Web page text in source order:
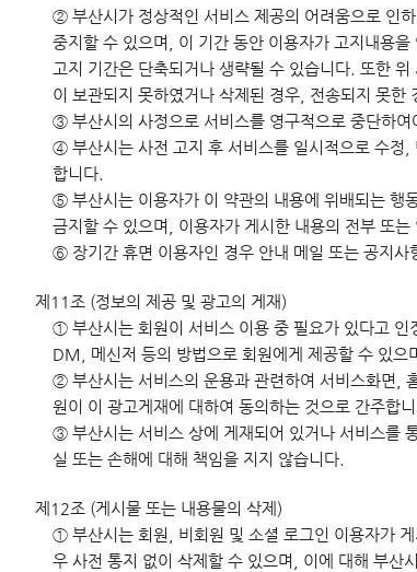
② 부산시가 정상적인 서비스 제공의 어려움으로 인
중지할 수 있으며, 이 기간 동안 이용자가 고지내용
고지 기간은 단축되거나 생략될 수 있습니다. 또한
이 보관되지 못하였거나 삭제된 경우, 전송되지 못한
③ 부산시의 사정으로 서비스를 영구적으로 중단하
④ 부산시는 사전 고지 후 서비스를 일시적으로 수정,
합니다.
⑤ 부산시는 이용자가 이 약관의 내용에 위배되는 행
금지할 수 있으며, 이용자가 게시한 내용의 전부 또는
⑥ 장기간 휴면 이용자인 경우 안내 메일 또는 공지사
제11조 (정보의 제공 및 광고의 게재)
① 부산시는 회원이 서비스 이용 중 필요가 있다고 인
DM, 메신저 등의 방법으로 회원에게 제공할 수 있으
② 부산시는 서비스의 운용과 관련하여 서비스화면,
원이 이 광고게재에 대하여 동의하는 것으로 간주합니
③ 부산시는 서비스 상에 게재되어 있거나 서비스를
실 또는 손해에 대해 책임을 지지 않습니다.
제12조 (게시물 또는 내용물의 삭제)
① 부산시는 회원, 비회원 및 소셜 로그인 이용자가
우 사전 통지 없이 삭제할 수 있으며, 이에 대해 부산